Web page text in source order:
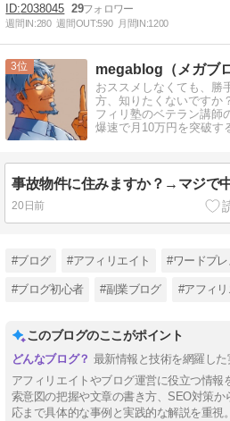
2038045 29
週間IN:280 週間OUT:590 月間IN:1200
3
おススメしなくても、勝
方、知りたくないですか
フィリ塾のベテラン講師
爆速で月10万円を突破す
20日前
#ブログ #アフィリエイト #ワードプレ
#ブログ初心者 #副業ブログ #アフィ
このブログのここがポイント
最新情報と技術を網羅した
アフィリエイトやブログ運営に役立つ情報
索意図の把握や文章の書き方、SEO対策
応まで具体的な事例と実践的な解説を重視